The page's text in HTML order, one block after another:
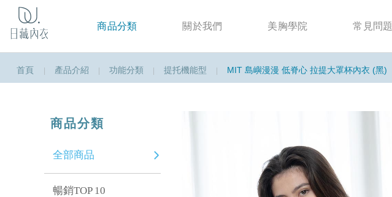
商品分類 關於我們 美胸學院 常見問題
首頁 產品介紹 功能分類 提托機能型 MIT 島嶼漫漫 低脊心 拉提大罩杯內衣 (黑)
商品分類
全部商品
暢銷TOP 10